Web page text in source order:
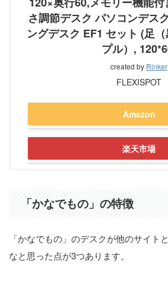
さ調節デスク パソコンデス
ングデスク EF1 セット (足
プル）,
created by Rinker
FLEXISPOT
Amazon
楽天市場
「かなでもの」の特徴
「かなでもの」のデスクが他のサイト
なと思った点が3つあります。